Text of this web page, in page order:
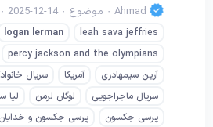
Ahmad
موضوع 2025-12-14
leah sava jeffries
logan lerman
percy jackson and the olympians
آرین سیمهادری
آمریکا سریال
سریال ماجراجویی
لوگان لرمن لیا
پرسی جکسون
پرسی جکسون و